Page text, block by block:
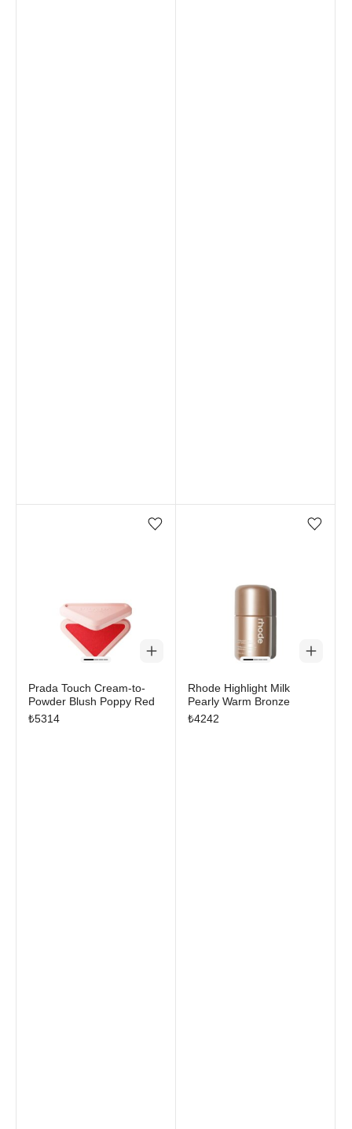
Favorilere ekle/çıkar
Prada Touch Cream-to-
Powder Blush Poppy Red
₺5314
Favorilere ekle/çıkar
Rhode Highlight Milk
Pearly Warm Bronze
₺4242